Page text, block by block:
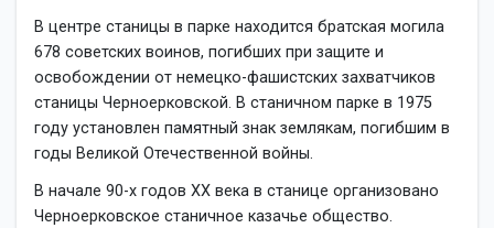
В центре станицы в парке находится братская могила
678 советских воинов, погибших при защите и
освобождении от немецко-фашистских захватчиков
станицы Черноерковской. В станичном парке в 1975
году установлен памятный знак землякам, погибшим в
годы Великой Отечественной войны.
В начале 90-х годов XX века в станице организовано
Черноерковское станичное казачье общество.